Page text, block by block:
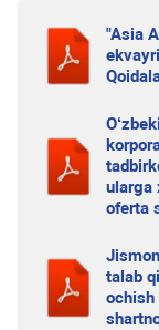
"Asia
ularga
oferta
talab